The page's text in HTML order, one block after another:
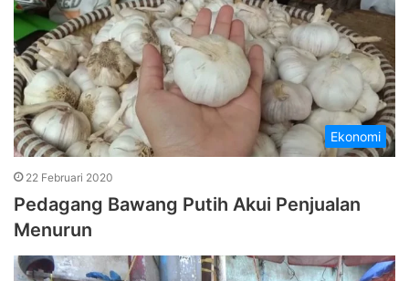
Ekonomi
22 Februari 2020
Pedagang Bawang Putih Akui Penjualan
Menurun